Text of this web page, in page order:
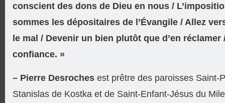
conscient des dons de Dieu en nous /
sommes les dépositaires de l’Évangile / Allez
le mal / Devenir un bien plutôt que d’en
confiance. »
– Pierre Desroches est prêtre des paroisses Saint-
Stanislas de Kostka et de Saint-Enfant-Jésus du